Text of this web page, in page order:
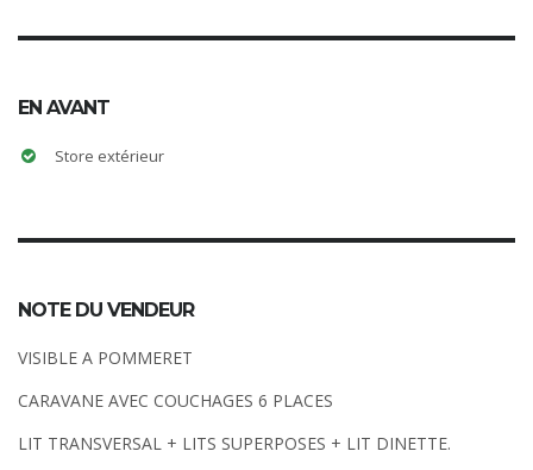
EN AVANT
Store extérieur
NOTE DU VENDEUR
VISIBLE A POMMERET
CARAVANE AVEC COUCHAGES 6 PLACES
LIT TRANSVERSAL + LITS SUPERPOSES + LIT DINETTE.